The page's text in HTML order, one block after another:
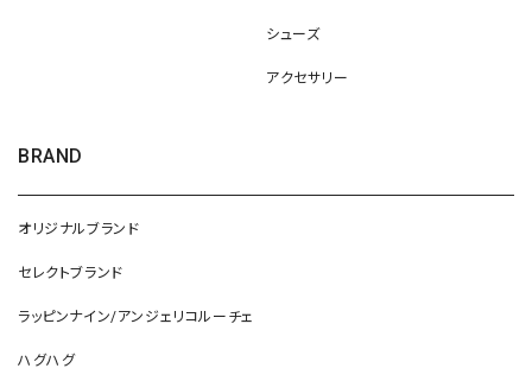
シューズ
アクセサリー
BRAND
オリジナルブランド
セレクトブランド
ラッピンナイン/アンジェリコルーチェ
ハグハグ